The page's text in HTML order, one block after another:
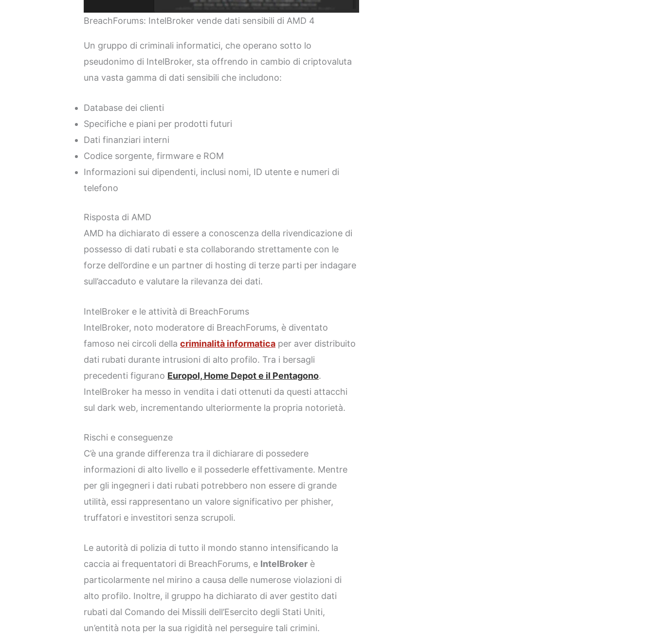
BreachForums: IntelBroker vende dati sensibili di AMD 4
Un gruppo di criminali informatici, che operano sotto lo
pseudonimo di IntelBroker, sta offrendo in cambio di criptovaluta
una vasta gamma di dati sensibili che includono:
Database dei clienti
Specifiche e piani per prodotti futuri
Dati finanziari interni
Codice sorgente, firmware e ROM
Informazioni sui dipendenti, inclusi nomi, ID utente e numeri di
telefono
Risposta di AMD
AMD ha dichiarato di essere a conoscenza della rivendicazione di
possesso di dati rubati e sta collaborando strettamente con le
forze dell’ordine e un partner di hosting di terze parti per indagare
sull’accaduto e valutare la rilevanza dei dati.
IntelBroker e le attività di BreachForums
IntelBroker, noto moderatore di BreachForums, è diventato
famoso nei circoli dellacriminalità informatica per aver distribuito
dati rubati durante intrusioni di alto profilo. Tra i bersagli
precedenti figurano Europol, Home Depot e il Pentagono.
IntelBroker ha messo in vendita i dati ottenuti da questi attacchi
sul dark web, incrementando ulteriormente la propria notorietà.
Rischi e conseguenze
C’è una grande differenza tra il dichiarare di possedere
informazioni di alto livello e il possederle effettivamente. Mentre
per gli ingegneri i dati rubati potrebbero non essere di grande
utilità, essi rappresentano un valore significativo per phisher,
truffatori e investitori senza scrupoli.
Le autorità di polizia di tutto il mondo stanno intensificando la
caccia ai frequentatori di BreachForums, e IntelBroker è
particolarmente nel mirino a causa delle numerose violazioni di
alto profilo. Inoltre, il gruppo ha dichiarato di aver gestito dati
rubati dal Comando dei Missili dell’Esercito degli Stati Uniti,
un’entità nota per la sua rigidità nel perseguire tali crimini.